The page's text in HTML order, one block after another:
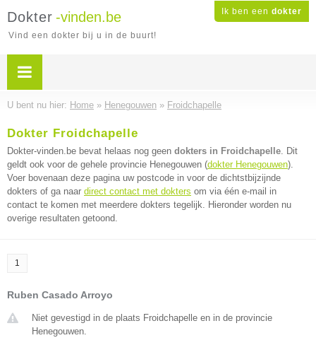
Ik ben een dokter
Dokter -vinden.be
Vind een dokter bij u in de buurt!
U bent nu hier: Home » Henegouwen » Froidchapelle
Dokter Froidchapelle
Dokter-vinden.be bevat helaas nog geen dokters in Froidchapelle. Dit
geldt ook voor de gehele provincie Henegouwen (dokter Henegouwen).
Voer bovenaan deze pagina uw postcode in voor de dichtstbijzijnde
dokters of ga naar direct contact met dokters om via één e-mail in
contact te komen met meerdere dokters tegelijk. Hieronder worden nu
overige resultaten getoond.
1
Ruben Casado Arroyo
Niet gevestigd in de plaats Froidchapelle en in de provincie
Henegouwen.